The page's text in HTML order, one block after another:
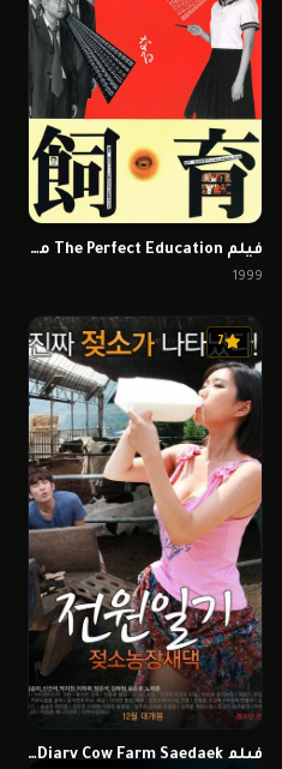
فيلم The Perfect Education مترجم للكبار فقط
1999
7
فيلم Power Diary Cow Farm Saedaek مترجم للكبار فقط